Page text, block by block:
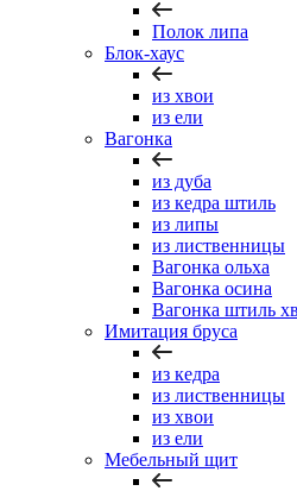
Полок липа
Блок-хаус
из хвои
из ели
Вагонка
из дуба
из кедра штиль
из липы
из лиственницы
Вагонка ольха
Вагонка осина
Вагонка штиль
Имитация бруса
из кедра
из лиственницы
из хвои
из ели
Мебельный щит